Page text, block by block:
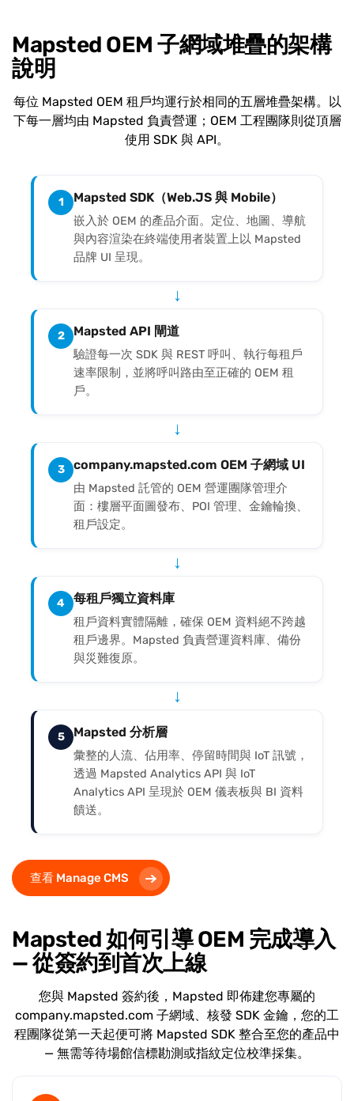
Mapsted OEM 子網域堆疊的架構
說明
每位 Mapsted OEM 租戶均運行於相同的五層堆疊架構。以
下每一層均由 Mapsted 負責營運；OEM 工程團隊則從頂層
使用 SDK 與 API。
1 Mapsted SDK（Web.JS 與 Mobile）
嵌入於 OEM 的產品介面。定位、地圖、導航
與內容渲染在終端使用者裝置上以 Mapsted
品牌 UI 呈現。
↓
2 Mapsted API 閘道
驗證每一次 SDK 與 REST 呼叫、執行每租戶
速率限制，並將呼叫路由至正確的 OEM 租
戶。
↓
3 company.mapsted.com OEM 子網域 UI
由 Mapsted 託管的 OEM 營運團隊管理介
面：樓層平面圖發布、POI 管理、金鑰輪換、
租戶設定。
↓
4 每租戶獨立資料庫
租戶資料實體隔離，確保 OEM 資料絕不跨越
租戶邊界。Mapsted 負責營運資料庫、備份
與災難復原。
↓
5 Mapsted 分析層
彙整的人流、佔用率、停留時間與 IoT 訊號，
透過 Mapsted Analytics API 與 IoT
Analytics API 呈現於 OEM 儀表板與 BI 資料
饋送。
查看 Manage CMS
Mapsted 如何引導 OEM 完成導入
— 從簽約到首次上線
您與 Mapsted 簽約後，Mapsted 即佈建您專屬的
company.mapsted.com 子網域、核發 SDK 金鑰，您的工
程團隊從第一天起便可將 Mapsted SDK 整合至您的產品中
— 無需等待場館信標勘測或指紋定位校準採集。